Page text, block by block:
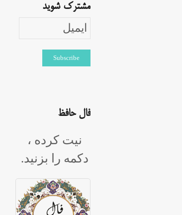
مشترک شوید
فال حافظ
نیت کرده ،
دکمه را بزنید.